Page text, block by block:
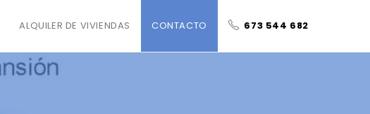
ALQUILER DE VIVIENDAS CONTACTO 673 544 682